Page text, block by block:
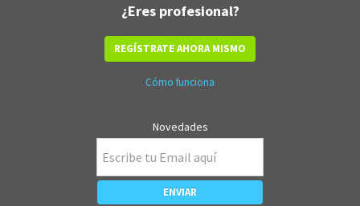
¿Eres profesional?
REGÍSTRATE AHORA MISMO
Cómo funciona
Novedades